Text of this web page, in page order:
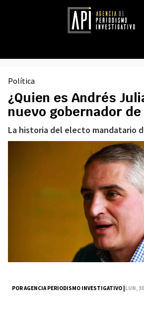
Política
¿Quien es Andrés
nuevo gobernador
La historia del electo mandatario
POR AGENCIA PERIODISMO INVESTIGATIVO |LUN,